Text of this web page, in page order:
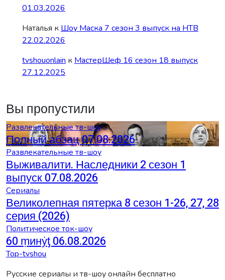
01.03.2026
Наталья к Шоу Маска 7 сезон 3 выпуск на НТВ
22.02.2026
tvshouonlain к МастерШеф 16 сезон 18 выпуск
27.12.2025
Вы пропустили
Развлекательные тв-шоу
Полный абзац 07.08.2026
Развлекательные тв-шоу
Выживалити. Наследники 2 сезон 1
выпуск 07.08.2026
Сериалы
Великолепная пятерка 8 сезон 1-26, 27, 28
серия (2026)
Политическое ток-шоу
60 ṃинẏƫ 06.08.2026
Top-tvshou
Русские сериалы и тв-шоу онлайн бесплатно